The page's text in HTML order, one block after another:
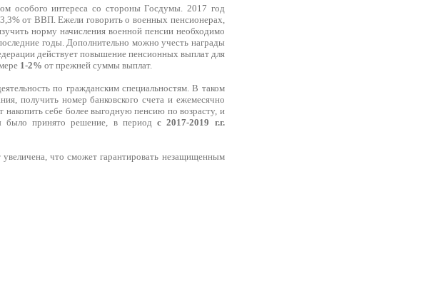
особого интереса со стороны Госдумы. 2017 год
от ВВП. Ежели говорить о военных пенсионерах,
норму начисления военной пенсии необходимо
годы. Дополнительно можно учесть награды
действует повышение пенсионных выплат для
1-2% от прежней суммы выплат.
по гражданским специальностям. В таком
получить номер банковского счета и ежемесячно
себе более выгодную пенсию по возрасту, и
было принято решение, в периодс 2017-2019 г.г.
что сможет гарантировать незащищенным